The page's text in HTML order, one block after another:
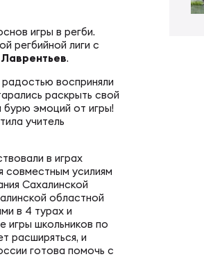
регби-7
лига по регби-7
U20 по регби-7
U19 по регби-7
U18 по регби-7
комиссия
регби
игры в регби.
регбийной лиги с
Лаврентьев.
восприняли
раскрыть свой
бурю эмоций от игры!
учитель
в играх
совместным усилиям
Сахалинской
областной
в 4 турах и
игры школьников по
расширяться, и
готова помочь с